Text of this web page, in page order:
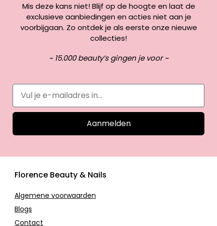
Mis deze kans niet! Blijf op de hoogte en laat de
exclusieve aanbiedingen en acties niet aan je
voorbijgaan. Zo ontdek je als eerste onze nieuwe
collecties!
~ 15.000 beauty’s gingen je voor ~
Aanmelden
Florence Beauty & Nails
Algemene voorwaarden
Blogs
Contact